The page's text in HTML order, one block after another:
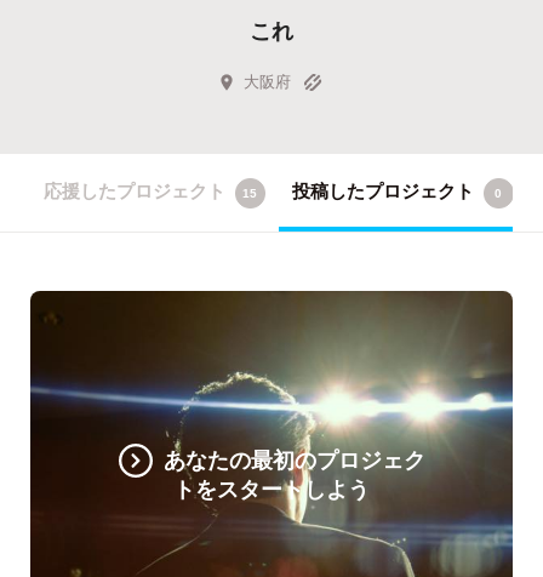
これ
大阪府
応援したプロジェクト 15 投稿したプロジェクト 0
あなたの最初のプロジェク
トをスタートしよう